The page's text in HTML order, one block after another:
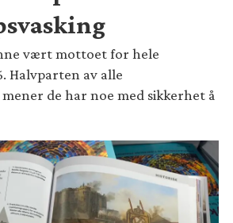
vært mottoet for hele
Halvparten av alle
de har noe med sikkerhet å